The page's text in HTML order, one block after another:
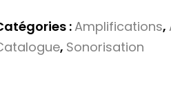
:Amplifications,
, Sonorisation